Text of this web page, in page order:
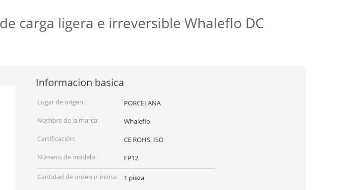
carga ligera e irreversible Whaleflo DC
Informacion basica
Lugar de origen:
PORCELANA
Nombre de la marca:
Whaleflo
Certificación:
CE ROHS, ISO
Número de modelo:
FP12
Cantidad de orden mínima:
1 pieza